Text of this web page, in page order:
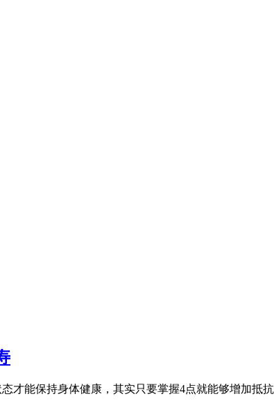
才能保持身体健康，其实只要掌握4点就能够增加抵